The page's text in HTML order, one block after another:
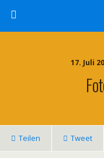
17. Juli
Teilen Tweet